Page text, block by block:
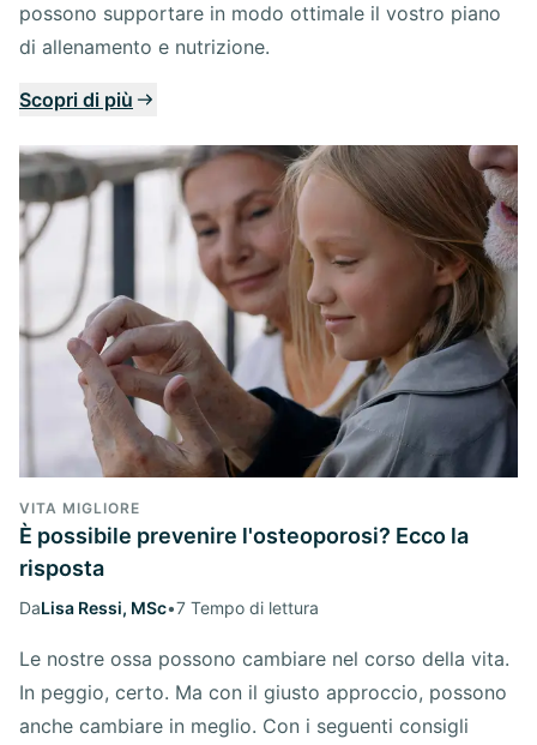
possono supportare in modo ottimale il vostro piano
di allenamento e nutrizione.
Scopri di più
VITA MIGLIORE
È possibile prevenire l'osteoporosi? Ecco la
risposta
DaLisa Ressi, MSc•7 Tempo di lettura
Le nostre ossa possono cambiare nel corso della vita.
In peggio, certo. Ma con il giusto approccio, possono
anche cambiare in meglio. Con i seguenti consigli